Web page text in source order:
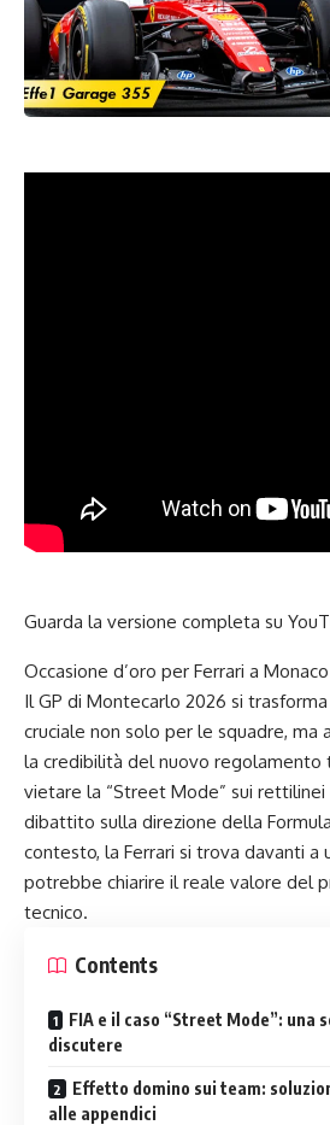
Guarda la versione completa su
Occasione d’oro per Ferrari a Monaco
Il GP di Montecarlo 2026 si
cruciale non solo per le squadre, ma
la credibilità del nuovo regolamento
vietare la “Street Mode” sui
dibattito sulla direzione della
contesto, la Ferrari si trova davanti a
potrebbe chiarire il reale valore del
tecnico.
Contents
FIA e il caso “Street Mode”: una
discutere
Effetto domino sui team:
alle appendici